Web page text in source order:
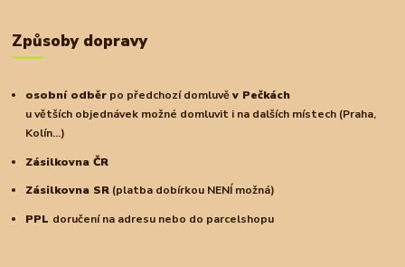
Způsoby dopravy
osobní odběr po předchozí domluvěv Pečkách
u větších objednávek možné domluvit i na dalších místech (Praha,
Kolín...)
Zásilkovna ČR
Zásilkovna SR (platba dobírkou NENÍ možná)
PPL doručení na adresu nebo do parcelshopu